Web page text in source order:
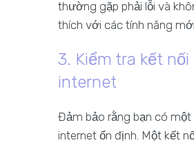
thường gặp phải lỗi và
thích với các tính năng
3. Kiểm tra kết nối
internet
Đảm bảo rằng bạn có một
internet ổn định. Một kết